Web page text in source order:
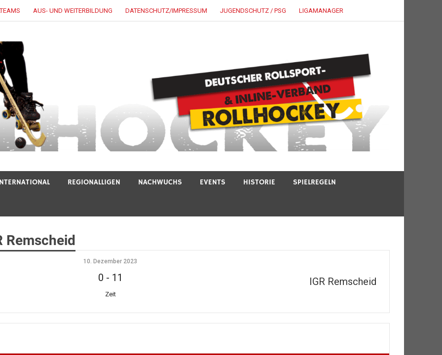
AUS- UND WEITERBILDUNG DATENSCHUTZ/IMPRESSUM JUGENDSCHUTZ / PSG LIGAMANAGER
REGIONALLIGEN NACHWUCHS EVENTS HISTORIE SPIELREGELN
Remscheid
IGR Remscheid
10. Dezember 2023
0 - 11
Zeit